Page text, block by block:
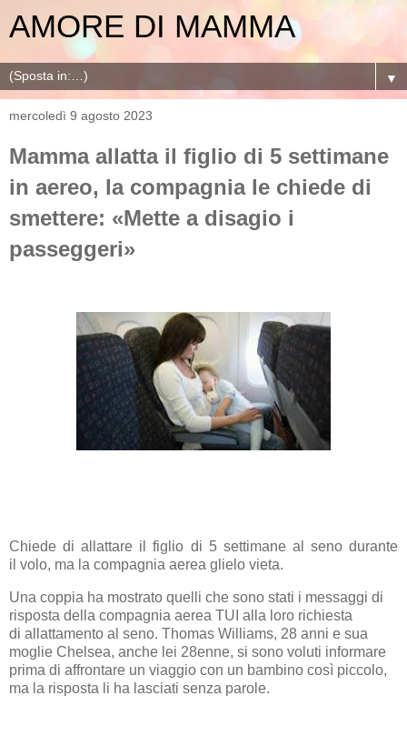
AMORE DI MAMMA
▼
mercoledì 9 agosto 2023
Mamma allatta il figlio di 5 settimane
in aereo, la compagnia le chiede di
smettere: «Mette a disagio i
passeggeri»
Chiede diallattare ilfiglio di 5 settimane al senodurante
il volo, ma la compagnia aerea glielo vieta.
Una coppia ha mostrato quelli che sono stati i messaggi di
risposta della compagnia aerea TUI alla loro richiesta
di allattamento al seno. Thomas Williams, 28 anni e sua
moglie Chelsea, anche lei 28enne, si sono voluti informare
prima di affrontare un viaggio con un bambino così piccolo,
ma la risposta li ha lasciati senza parole.